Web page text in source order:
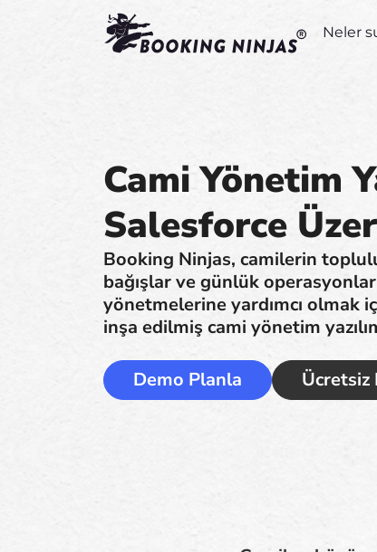
Neler
Cami Yönetim
Salesforce
Booking Ninjas, camilerin
bağışlar ve günlük
yönetmelerine yardımcı olmak
inşa edilmiş cami yönetim
Demo Planla Ücretsiz